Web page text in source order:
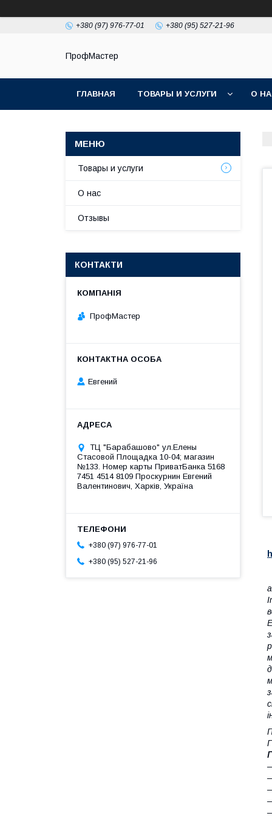
+380 (97) 976-77-01 +380 (95) 527-21-96
ПрофМастер
ГЛАВНАЯ ТОВАРЫ И УСЛУГИ О
Товары и услуги
О нас
Отзывы
КОНТАКТИ
ПрофМастер
Евгений
ТЦ "Барабашово" ул.Елены
Стасовой Площадка 10-04; магазин
№133. Номер карты ПриватБанка 5168
7451 4514 8109 Проскурнин Евгений
Валентинович, Харків, Україна
+380 (97) 976-77-01
+380 (95) 527-21-96